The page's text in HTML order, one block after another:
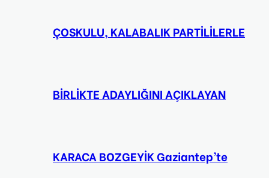
ÇOSKULU, KALABALIK PARTİLİLERLE
BİRLİKTE ADAYLIĞINI AÇIKLAYAN
KARACA BOZGEYİK Gaziantep’te